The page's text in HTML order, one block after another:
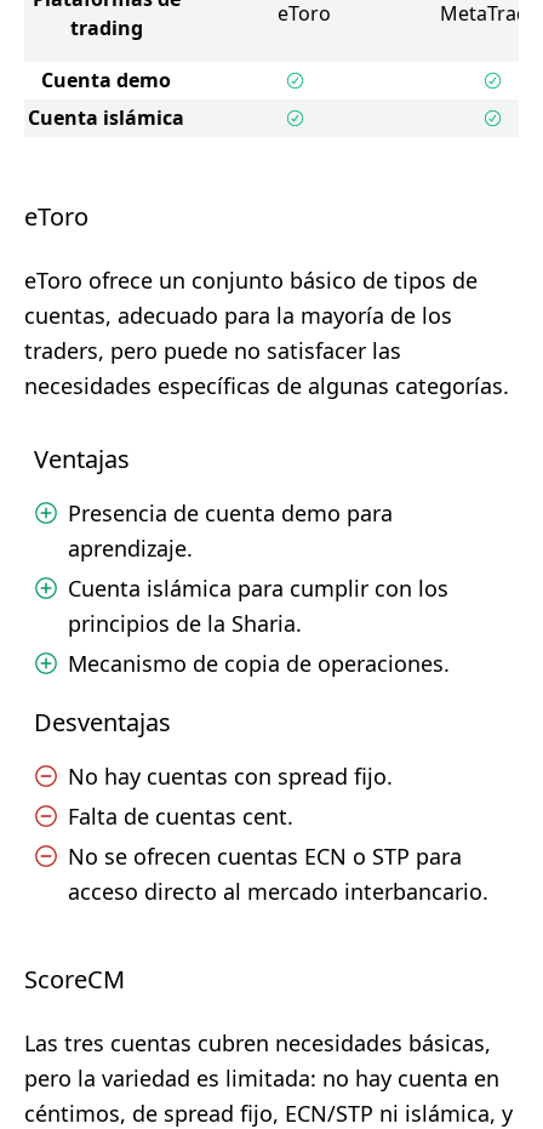
trading
eToro
Cuenta demo
Cuenta islámica
eToro
eToro ofrece un conjunto básico de tipos de
cuentas, adecuado para la mayoría de los
traders, pero puede no satisfacer las
necesidades específicas de algunas categorías.
Ventajas
Presencia de cuenta demo para
aprendizaje.
Cuenta islámica para cumplir con los
principios de la Sharia.
Mecanismo de copia de operaciones.
Desventajas
No hay cuentas con spread fijo.
Falta de cuentas cent.
No se ofrecen cuentas ECN o STP para
acceso directo al mercado interbancario.
ScoreCM
Las tres cuentas cubren necesidades básicas,
pero la variedad es limitada: no hay cuenta en
céntimos, de spread fijo, ECN/STP ni islámica, y